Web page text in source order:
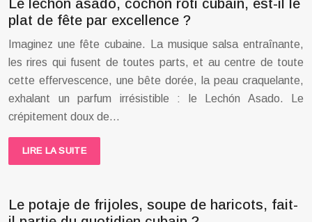
Le lechón asado, cochon rôti cubain, est-il le
plat de fête par excellence ?
Imaginez une fête cubaine. La musique salsa entraînante,
les rires qui fusent de toutes parts, et au centre de toute
cette effervescence, une bête dorée, la peau craquelante,
exhalant un parfum irrésistible : le Lechón Asado. Le
crépitement doux de…
LIRE LA SUITE
Le potaje de frijoles, soupe de haricots, fait-